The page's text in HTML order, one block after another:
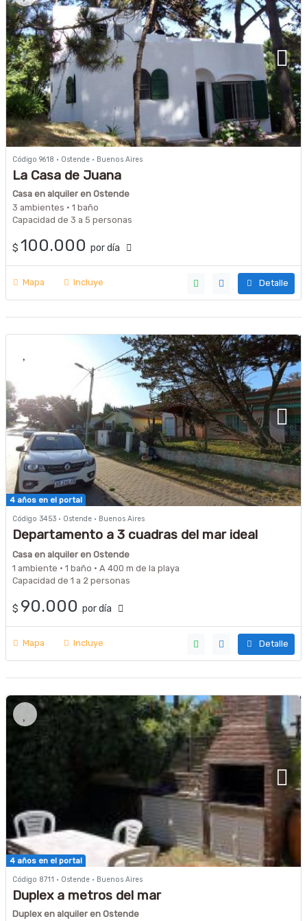
Código 9618 · Ostende · Buenos Aires
La Casa de Juana
Casa en alquiler en Ostende
3 ambientes · 1 baño
Capacidad de 3 a 5 personas
$ 100.000 por día
Mapa Incluye Detalle
4 años en el portal
Código 3453 · Ostende · Buenos Aires
Departamento a 3 cuadras del mar ideal
parejas
Casa en alquiler en Ostende
1 ambiente · 1 baño · A 400 m de la playa
Capacidad de 1 a 2 personas
$ 90.000 por día
Mapa Incluye Detalle
4 años en el portal
Código 8711 · Ostende · Buenos Aires
Duplex a metros del mar
Duplex en alquiler en Ostende